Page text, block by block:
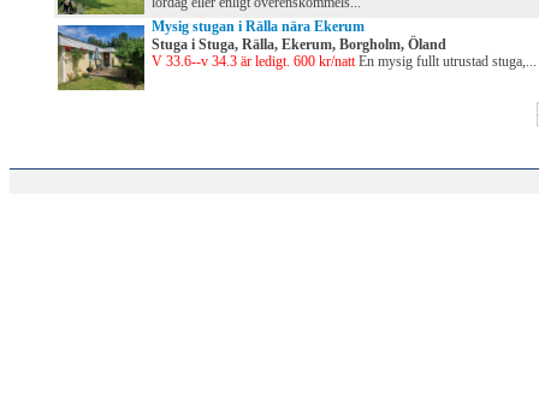
Mysig stugan i Rälla nära Ekerum
Stuga i Stuga, Rälla, Ekerum, Borgholm, Öland
V 33.6--v 34.3 är ledigt. 600 kr/nattEn mysig fullt utrustad stuga,...